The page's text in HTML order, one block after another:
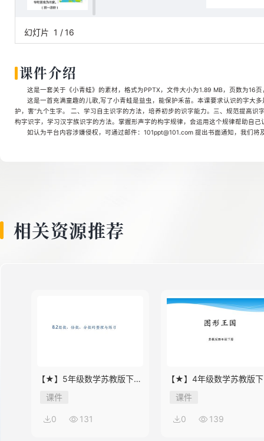
6
7
9
幻灯片 1 / 16
课件介绍
这是一套关于《小青蛙》的素材，格式为PPTX，文件大小为1.89 MB，页数为16页
这是一首充满童趣的儿歌,写了小青蛙是益虫，能保护禾苗。本课要求认识的字大
护，害”九个生字。 二、学习自主识字的方法，培养初步的识字能力。三、规范提高
构字识字，学习汉字族识字的方法。掌握形声字的构字规律，会运用这个规律帮助自己
如认为平台内容涉嫌侵权，可通过邮件：101ppt@101.com 提出书面通知，我们将
相关资源推荐
【★】5年级数学苏教版下册
课件第8单元《单元复习》
课件
0 131
【★】4年级数学苏教版
课件第9单元《单元复习》
课件
0 139